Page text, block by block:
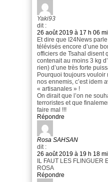
Yaki93
dit :
26 août 2019 à 17 h 06
Et dire que I24News
télévisés encore d’une
officiers de Tsahal disent
contenait au moins 3 kg
rien) d’une très forte
Pourquoi toujours vouloir
nos ennemis, c’est idem
« artisanales » !
On dirait que l’on ne
terroristes et que
faire mal !!!
Répondre
Rosa SAHSAN
dit :
26 août 2019 à 19 h 18
IL FAUT LES FLINGUER
ROSA
Répondre